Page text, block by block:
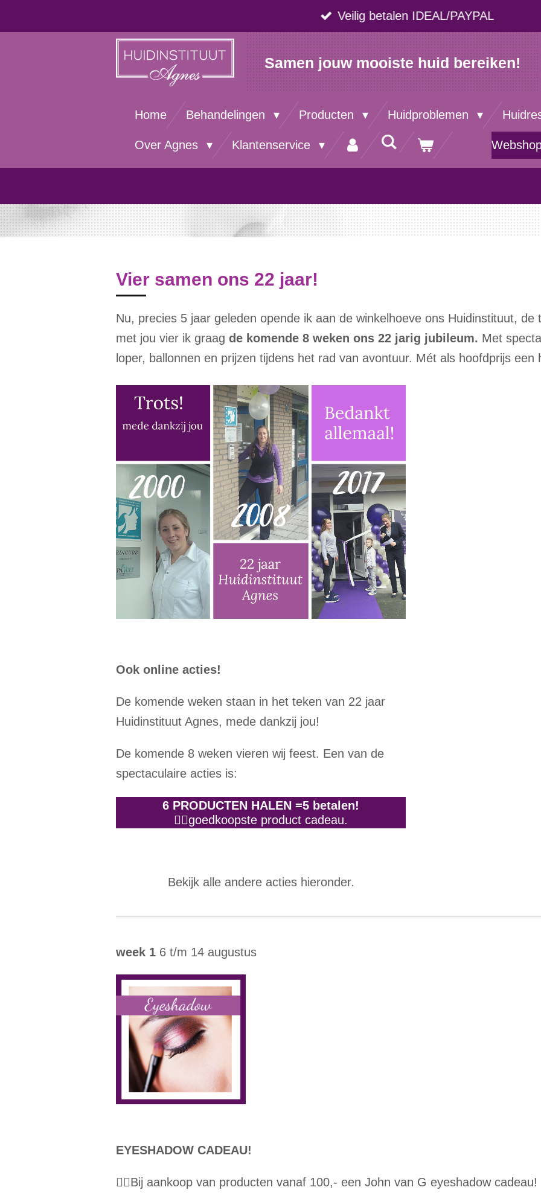
direct
Veilig betalen IDEAL/PAYPAL
Samen jouw mooiste huid bereiken!
Home Behandelingen Producten Huidproblemen
Over Agnes Klantenservice
Vier samen ons 22 jaar!
Nu, precies 5 jaar geleden opende ik aan de winkelhoeve ons Huidinstituut, de
met jou vier ik graag de komende 8 weken ons 22 jarig jubileum. Met
loper, ballonnen en prijzen tijdens het rad van avontuur. Mét als hoofdprijs een
Ook online acties!
De komende weken staan in het teken van 22 jaar
Huidinstituut Agnes, mede dankzij jou!
De komende 8 weken vieren wij feest. Een van de
spectaculaire acties is:
6 PRODUCTEN HALEN =5 betalen!
👉🏼goedkoopste product cadeau.
Bekijk alle andere acties hieronder.
week 1 6 t/m 14 augustus
EYESHADOW CADEAU!
👉🏼Bij aankoop van producten vanaf 100,- een John van G eyeshadow cadeau!